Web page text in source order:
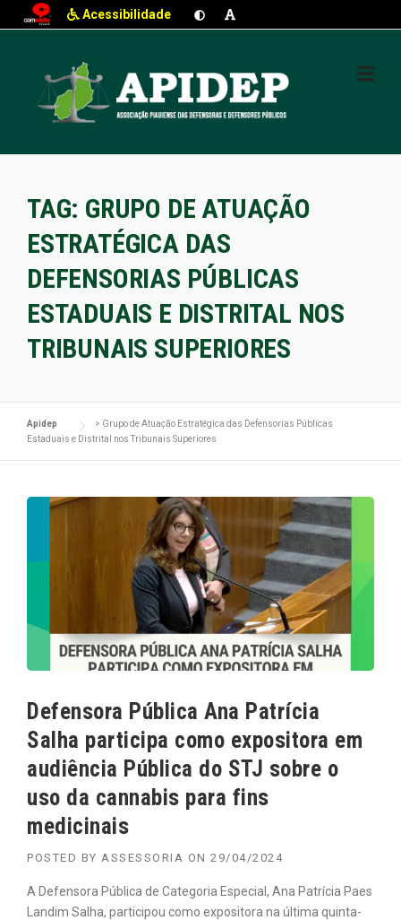
Acessibilidade
TAG: GRUPO DE ATUAÇÃO
ESTRATÉGICA DAS
DEFENSORIAS PÚBLICAS
ESTADUAIS E DISTRITAL NOS
TRIBUNAIS SUPERIORES
Apidep > Grupo de Atuação Estratégica das Defensorias Públicas
Estaduais e Distrital nos Tribunais Superiores
Defensora Pública Ana Patrícia
Salha participa como expositora em
audiência Pública do STJ sobre o
uso da cannabis para fins
medicinais
POSTED BY ASSESSORIA ON 29/04/2024
A Defensora Pública de Categoria Especial, Ana Patrícia Paes
Landim Salha, participou como expositora na última quinta-